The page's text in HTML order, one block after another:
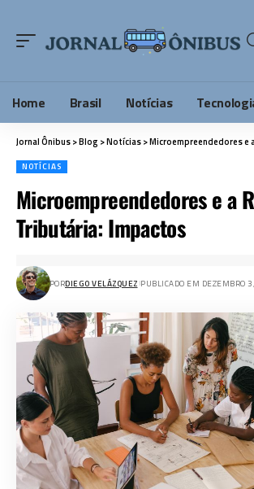
Home Brasil Notícias
Jornal Ônibus>Blog >Notícias>Microempreendedores e a
NOTÍCIAS
Microempreendedores e a
Tributária: Impactos
PORDIEGO VELÁZQUEZ PUBLICADO EM DEZEMBRO